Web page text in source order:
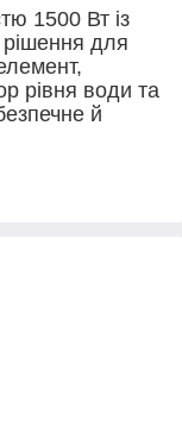
1500 Вт із
рішення для
рівня води та
й